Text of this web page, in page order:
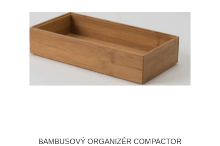
BAMBUSOVÝ ORGANIZÉR COMPACTOR